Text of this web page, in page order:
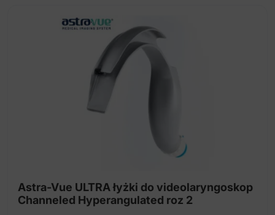
Astra-Vue ULTRA łyżki do videolaryngoskop
Channeled Hyperangulated roz 2